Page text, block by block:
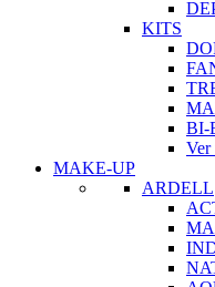
KITS
BI-
Ver
MAKE-UP
ARDELL